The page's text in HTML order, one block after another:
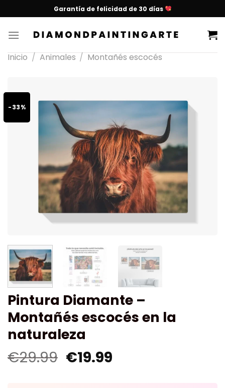
Garantía de felicidad de 30 días
Inicio / Animales / Montañés escocés
-33%
Pintura Diamante –
Montañés escocés en la
naturaleza
€29.99 €19.99